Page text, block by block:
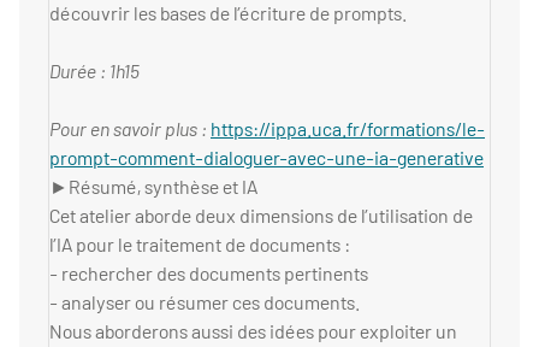
découvrir les bases de l’écriture de prompts.
Durée : 1h15
Pour en savoir plus : https://ippa.uca.fr/formations/le-
prompt-comment-dialoguer-avec-une-ia-generative
►Résumé, synthèse et IA
Cet atelier aborde deux dimensions de l’utilisation de
l’IA pour le traitement de documents :
- rechercher des documents pertinents
- analyser ou résumer ces documents.
Nous aborderons aussi des idées pour exploiter un